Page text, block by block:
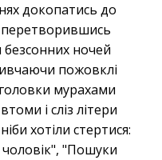
докопатись до
перетворившись
безсонних ночей
пожовклі
мурахами
і сліз літери
хотіли стертися:
чоловік", "Пошуки